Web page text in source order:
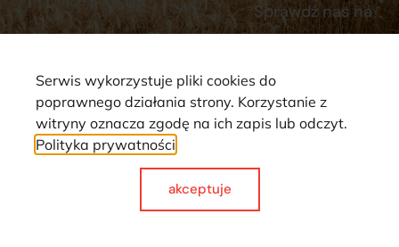
Sprawdź nas na
Strona wykorzystuje pliki cookie. Wszystkie prawa zastrzeżone ©
Made with
Serwis wykorzystuje pliki cookies do
poprawnego działania strony. Korzystanie z
witryny oznacza zgodę na ich zapis lub odczyt.
Polityka prywatności
akceptuje